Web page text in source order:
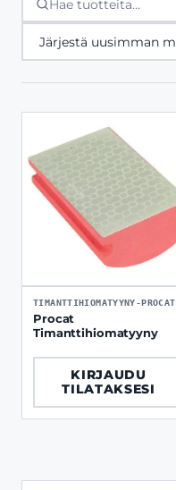
TIMANTTIHIOMATYYNY-PROCAT
Procat
Timanttihiomatyyny
KIRJAUDU
TILATAKSESI